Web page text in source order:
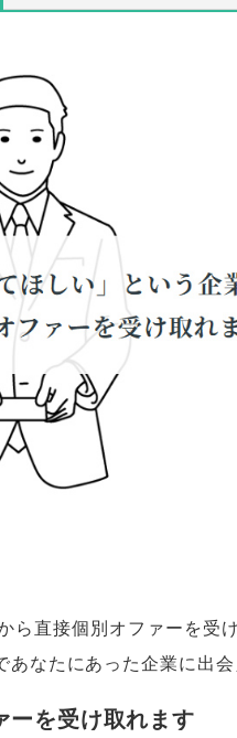
ら直接個別オファーを受
なたにあった企業に出会
ーを受け取れます